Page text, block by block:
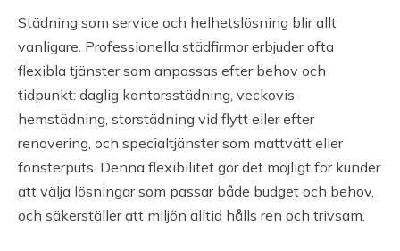
Städning som service och helhetslösning blir allt
vanligare. Professionella städfirmor erbjuder ofta
flexibla tjänster som anpassas efter behov och
tidpunkt: daglig kontorsstädning, veckovis
hemstädning, storstädning vid flytt eller efter
renovering, och specialtjänster som mattvätt eller
fönsterputs. Denna flexibilitet gör det möjligt för kunder
att välja lösningar som passar både budget och behov,
och säkerställer att miljön alltid hålls ren och trivsam.